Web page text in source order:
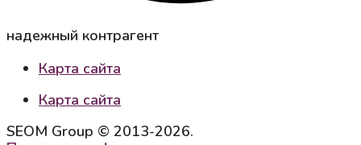
надежный контрагент
Карта сайта
Карта сайта
SEOM Group © 2013-2026.